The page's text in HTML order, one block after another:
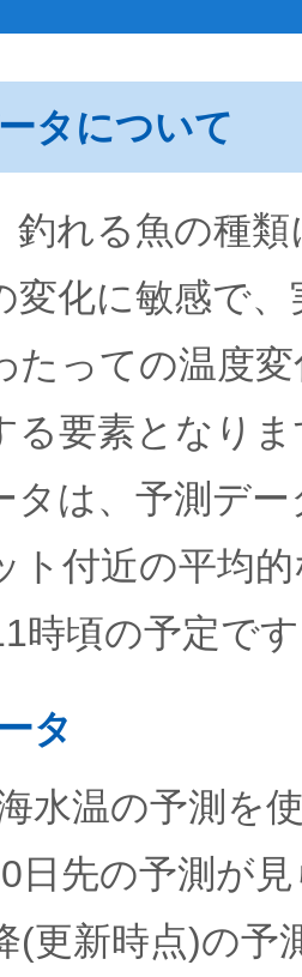
タについて
釣れる魚の種
変化に敏感で
たっての温度
る要素となり
タは、予測デ
ト付近の平均
時頃の予定で
タ
水温の予測を
日先の予測が
(更新時点)の予